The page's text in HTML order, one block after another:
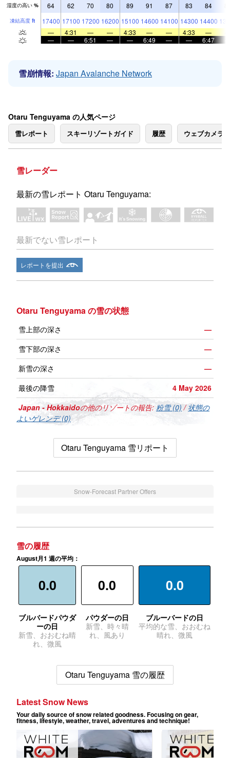
湿度の高い % 64 62 70 80 89 91 87 83 84
凍結高度 ft 17400 17100 17200 16200 15100 14600 14100 14300 14400
—
4:31 — — 4:33 — — 4:33 —
—
— 6:51 — — 6:49 — — 6:47
雪崩情報: Japan Avalanche Network
Otaru Tenguyama の人気ページ
雪レポート スキーリゾートガイド 履歴 ウェブカメラ
雪レーダー
最新の雪レポート Otaru Tenguyama:
最新でない雪レポート
レポートを提出
Otaru Tenguyama の雪の状態
雪上部の深さ
—
雪下部の深さ
—
新雪の深さ
—
最後の降雪
4 May 2026
Japan - Hokkaidoの他のリゾートの報告: 粉雪 (0) /状態の
よいゲレンデ (0)
Otaru Tenguyama 雪リポート
Snow-Forecast Partner Offers
雪の履歴
August月1 週の平均：
0.0
ブルバードパウダ
ーの日
新雪、おおむね晴
れ、微風
0.0
パウダーの日
新雪、時々晴
れ、風あり
0.0
ブルーバードの日
平均的な雪、おおむね
晴れ、微風
Otaru Tenguyama 雪の履歴